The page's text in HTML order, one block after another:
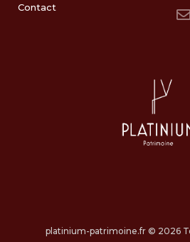
Contact
platinium-patrimoine.fr © 2026